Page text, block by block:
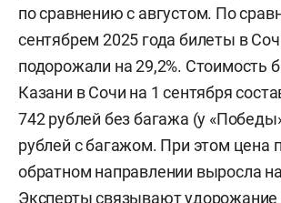
по сравнению с августом. По
сентябрем 2025 года билеты в
подорожали на 29,2%. Стоимость
Казани в Сочи на 1 сентября
742 рублей без багажа (у
рублей с багажом. При этом цена
обратном направлении выросла на
Эксперты связывают